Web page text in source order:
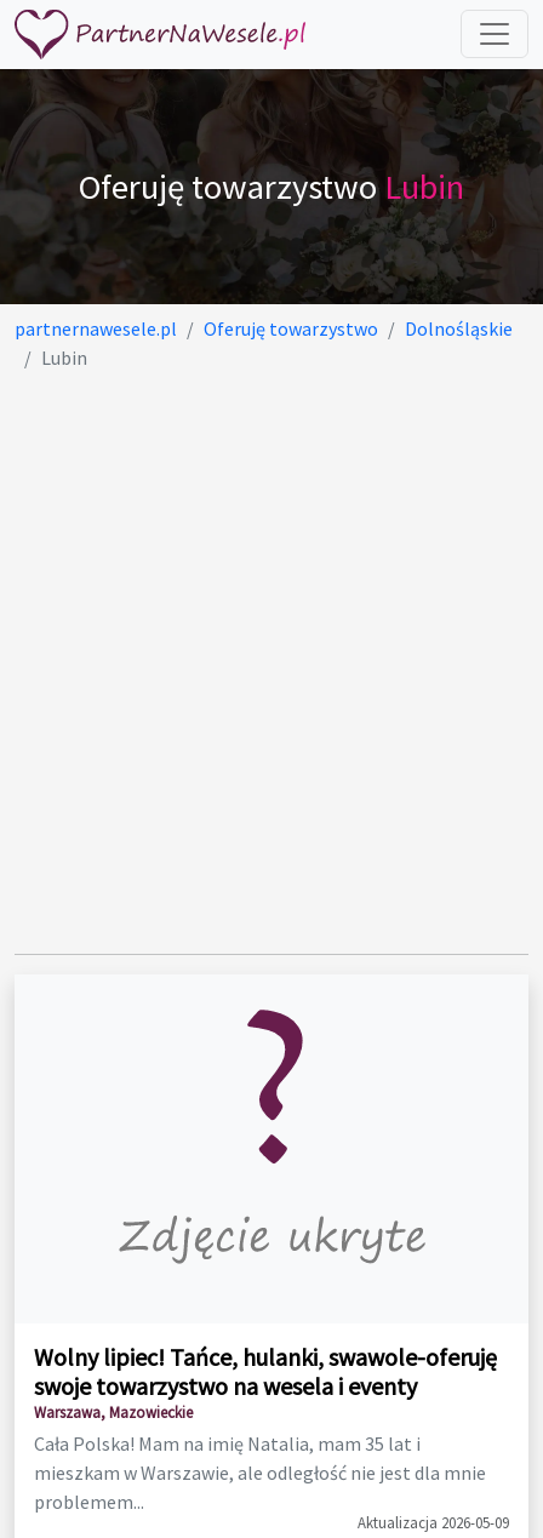
Oferuję towarzystwoLubin
partnernawesele.pl Oferuję towarzystwo
Dolnośląskie
Lubin
Wolny lipiec! Tańce, hulanki, swawole-oferuję
swoje towarzystwo na wesela i eventy
Warszawa, Mazowieckie
Cała Polska! Mam na imię Natalia, mam 35 lat i
mieszkam w Warszawie, ale odległość nie jest dla mnie
problemem...
Aktualizacja 2026-05-09